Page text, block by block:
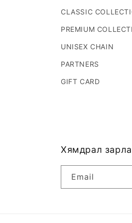
CLASSIC
PREMIUM
UNISEX CHAIN
PARTNERS
GIFT CARD
Хямдрал
Email